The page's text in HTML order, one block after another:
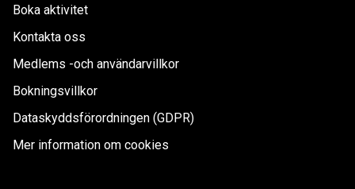
Boka aktivitet
Kontakta oss
Medlems -och användarvillkor
Bokningsvillkor
Dataskyddsförordningen (GDPR)
Mer information om cookies